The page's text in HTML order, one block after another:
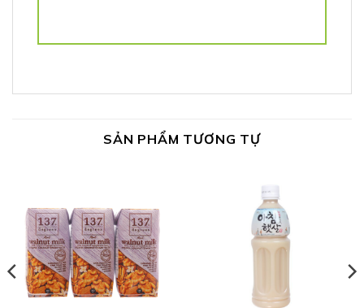
SẢN PHẨM TƯƠNG TỰ